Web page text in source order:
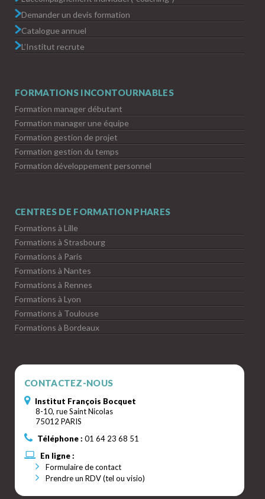
Demander un devis formation
Catalogue annuel
L’Institut recrute
FORMATIONS INCONTOURNABLES
Formation manager débutant
Formation manager une équipe
Formation gestion de projet
Formation gestion du temps
Formation développement personnel
CENTRES DE FORMATION PHARES
Formations à Lille
Formations à Strasbourg
Formations à Paris
Formations à Nantes
Formations à Rennes
Formations à Lyon
Formations à Toulouse
Formations à Bordeaux
CONTACTEZ-NOUS
Institut François Bocquet
8-10, rue Saint Nicolas
75012 PARIS
Téléphone : 01 64 23 68 51
En ligne :
Formulaire de contact
Prendre un RDV (tel ou visio)